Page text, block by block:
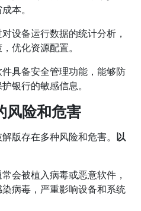
本。
设备运行数据的统计分析，
优化资源配置。
件具备安全管理功能，能够防
银行的敏感信息。
风险和危害
版存在多种风险和危害。 以
常会被植入病毒或恶意软件，
病毒，严重影响设备和系统